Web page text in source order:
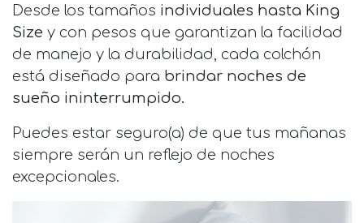
Desde los tamaños individuales hasta King
Size y con pesos que garantizan la facilidad
de manejo y la durabilidad, cada colchón
está diseñado para brindar noches de
sueño ininterrumpido.
Puedes estar seguro(a) de que tus mañanas
siempre serán un reflejo de noches
excepcionales.